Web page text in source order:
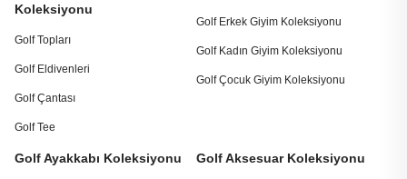
Koleksiyonu
Golf Topları
Golf Eldivenleri
Golf Çantası
Golf Tee
Golf Erkek Giyim Koleksiyonu
Golf Kadın Giyim Koleksiyonu
Golf Çocuk Giyim Koleksiyonu
Golf Ayakkabı Koleksiyonu Golf Aksesuar Koleksiyonu